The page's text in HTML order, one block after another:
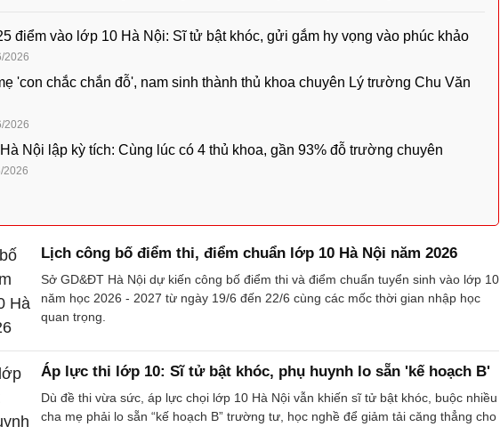
điểm vào lớp 10 Hà Nội: Sĩ tử bật khóc, gửi gắm hy vọng vào phúc khảo
2026
'con chắc chắn đỗ', nam sinh thành thủ khoa chuyên Lý trường Chu Văn
2026
Nội lập kỳ tích: Cùng lúc có 4 thủ khoa, gần 93% đỗ trường chuyên
2026
Lịch công bố điểm thi, điểm chuẩn lớp 10 Hà Nội năm 2026
Sở GD&ĐT Hà Nội dự kiến công bố điểm thi và điểm chuẩn tuyển sinh vào lớp 10
năm học 2026 - 2027 từ ngày 19/6 đến 22/6 cùng các mốc thời gian nhập học
quan trọng.
Áp lực thi lớp 10: Sĩ tử bật khóc, phụ huynh lo sẵn 'kế hoạch B'
Dù đề thi vừa sức, áp lực chọi lớp 10 Hà Nội vẫn khiến sĩ tử bật khóc, buộc nhiều
cha mẹ phải lo sẵn “kế hoạch B” trường tư, học nghề để giảm tải căng thẳng cho